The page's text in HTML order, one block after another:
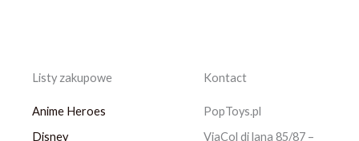
Listy zakupowe
Anime Heroes
Disney
Kontact
PopToys.pl
ViaCol di lana 85/87 –